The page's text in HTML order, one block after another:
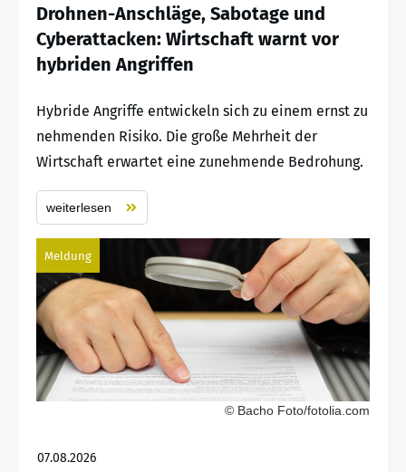
Drohnen-Anschläge, Sabotage und
Cyberattacken: Wirtschaft warnt vor
hybriden Angriffen
Hybride Angriffe entwickeln sich zu einem ernst zu
nehmenden Risiko. Die große Mehrheit der
Wirtschaft erwartet eine zunehmende Bedrohung.
weiterlesen
Meldung
© Bacho Foto/fotolia.com
07.08.2026